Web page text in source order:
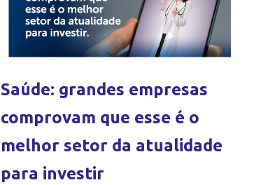
Saúde: grandes empresas
comprovam que esse é o
melhor setor da atualidade
para investir